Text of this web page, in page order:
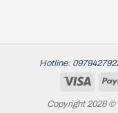
Hotline:
Copyright 2026 ©